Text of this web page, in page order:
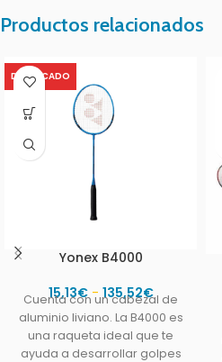
Productos relacionados
DESTACADO
Yonex B4000
15,13€ - 135,52€
Cuenta con un cabezal de
aluminio liviano. La B4000 es
una raqueta ideal que te
ayuda a desarrollar golpes